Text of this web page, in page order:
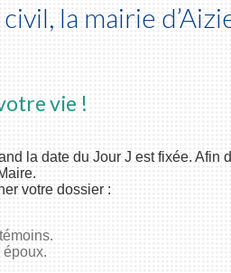
la mairie
vie !
la date du Jour J est fixée. Afin
votre dossier :